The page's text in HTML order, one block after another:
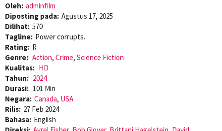
Oleh: adminfilm
Diposting pada: Agustus 17, 2025
Dilihat: 570
Tagline: Power corrupts.
Rating: R
Genre: Action, Crime, Science Fiction
Kualitas: HD
Tahun: 2024
Durasi: 101 Min
Negara: Canada, USA
Rilis: 27 Feb 2024
Bahasa: English